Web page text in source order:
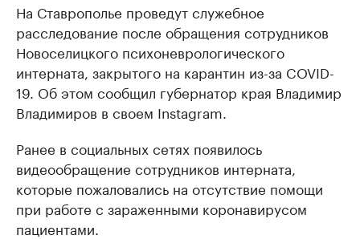
На Ставрополье проведут служебное
расследование после обращения сотрудников
Новоселицкого психоневрологического
интерната, закрытого на карантин из-за COVID-
19. Об этом сообщил губернатор края Владимир
Владимиров в своем Instagram.
Ранее в социальных сетях появилось
видеообращение сотрудников интерната,
которые пожаловались на отсутствие помощи
при работе с зараженными коронавирусом
пациентами.